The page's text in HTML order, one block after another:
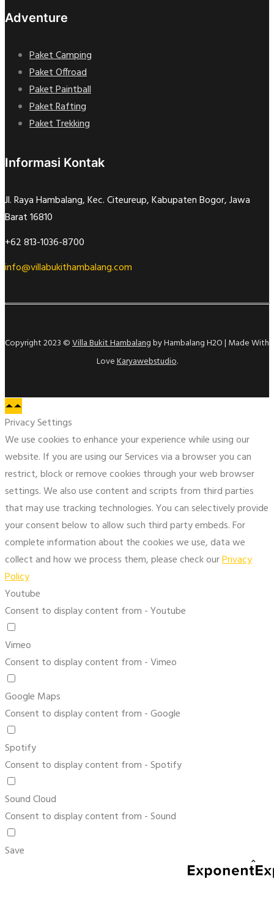
Adventure
Paket Camping
Paket Offroad
Paket Paintball
Paket Rafting
Paket Trekking
Informasi Kontak
Jl. Raya Hambalang, Kec. Citeureup, Kabupaten Bogor, Jawa
Barat 16810
+62 813-1036-8700
info@villabukithambalang.com
Copyright 2023 ©Villa Bukit Hambalangby Hambalang H2O | Made With
LoveKaryawebstudio.
Privacy Settings
We use cookies to enhance your experience while using our
website. If you are using our Services via a browser you can
restrict, block or remove cookies through your web browser
settings. We also use content and scripts from third parties
that may use tracking technologies. You can selectively provide
your consent below to allow such third party embeds. For
complete information about the cookies we use, data we
collect and how we process them, please check ourPrivacy
Policy
Youtube
Consent to display content from - Youtube
Vimeo
Consent to display content from - Vimeo
Google Maps
Consent to display content from - Google
Spotify
Consent to display content from - Spotify
Sound Cloud
Consent to display content from - Sound
Save